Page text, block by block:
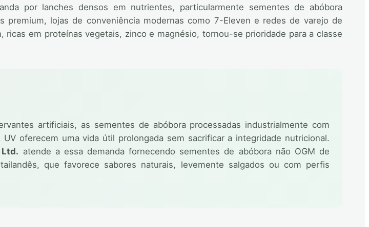
por lanches densos em nutrientes, particularmente sementes de abóbora
lojas de conveniência modernas como 7-Eleven e redes de varejo de
em proteínas vegetais, zinco e magnésio, tornou-se prioridade para a classe
artificiais, as sementes de abóbora processadas industrialmente com
oferecem uma vida útil prolongada sem sacrificar a integridade nutricional.
Ltd. atende a essa demanda fornecendo sementes de abóbora não OGM de
que favorece sabores naturais, levemente salgados ou com perfis